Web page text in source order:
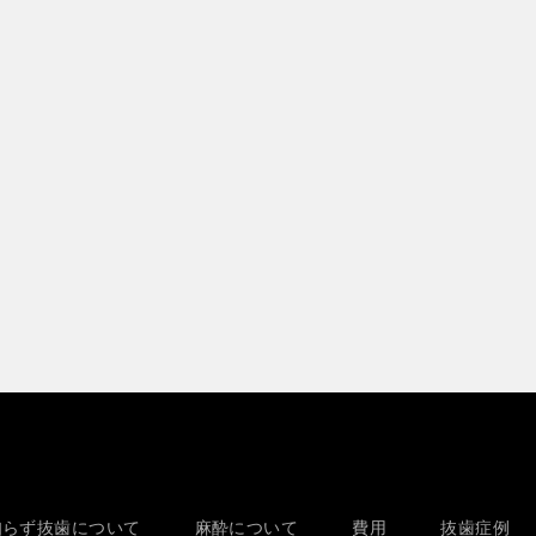
ず抜歯について 麻酔について 費用 抜歯症例